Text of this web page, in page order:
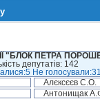
"БЛОК ПЕТРА
депутатів: 142
Не голосували:31
Алєксєєв С.О.
Антонищак